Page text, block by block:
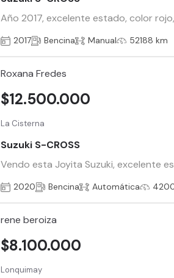
Año 2017, excelente estado, color
2017 Bencina Manual 52188 km
Roxana Fredes
La Cisterna
Suzuki S-CROSS
Vendo esta Joyita Suzuki, excelente
$12.500.000
2020 Bencina Automática
rene beroiza
Lonquimay
$8.100.000